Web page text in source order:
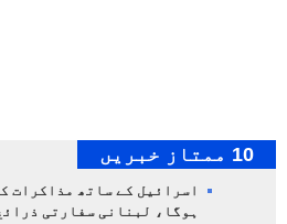
10 ممتاز خبریں
اسرائیل کے ساتھ مذاکرات
ہوگا، لبنانی سفارتی